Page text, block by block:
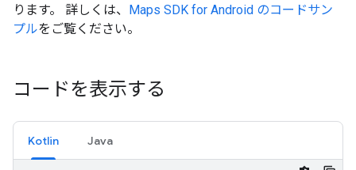
ります。 詳しくは、
Maps SDK for Android のコードサン
プルをご覧ください。
コードを表示する
Kotlin Java